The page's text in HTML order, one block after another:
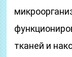
тканей и